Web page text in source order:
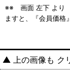
※※ 画面 左下 より
ますと、『会員価
▲ 上の画像も ク